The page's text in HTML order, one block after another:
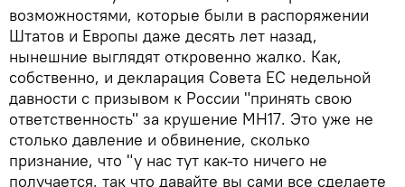
возможностями, которые были в распоряжении
Штатов и Европы даже десять лет назад,
нынешние выглядят откровенно жалко. Как,
собственно, и декларация Совета ЕС недельной
давности с призывом к России "принять свою
ответственность" за крушение МН17. Это уже не
столько давление и обвинение, сколько
признание, что "у нас тут как-то ничего не
получается, так что давайте вы сами все сделаете